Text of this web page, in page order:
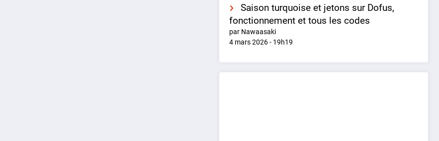
Saison turquoise et jetons sur Dofus,
fonctionnement et tous les codes
par Nawaasaki
4 mars 2026 - 19h19